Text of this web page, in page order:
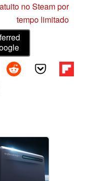
no Steam por
tempo limitado